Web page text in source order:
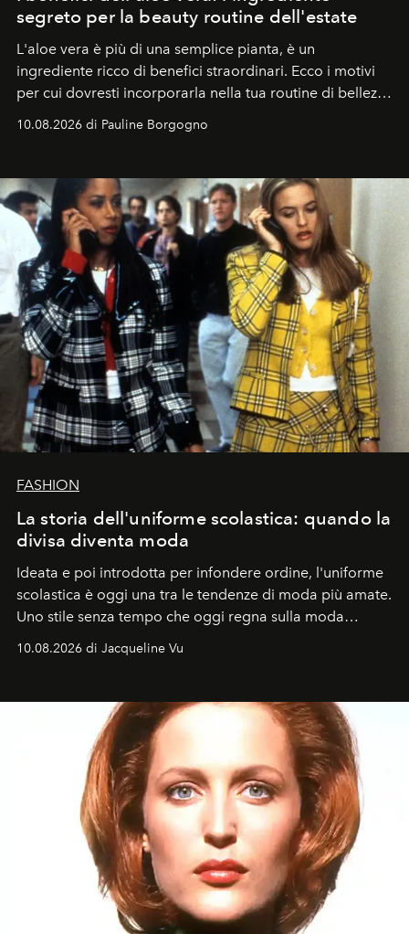
segreto per la beauty routine dell'estate
L'aloe vera è più di una semplice pianta, è un
ingrediente ricco di benefici straordinari. Ecco i motivi
per cui dovresti incorporarla nella tua routine di bellezza
10.08.2026 di Pauline Borgogno
FASHION
La storia dell'uniforme scolastica: quando la
divisa diventa moda
Ideata e poi introdotta per infondere ordine, l'uniforme
scolastica è oggi una tra le tendenze di moda più amate.
Uno stile senza tempo che oggi regna sulla moda
10.08.2026 di Jacqueline Vu